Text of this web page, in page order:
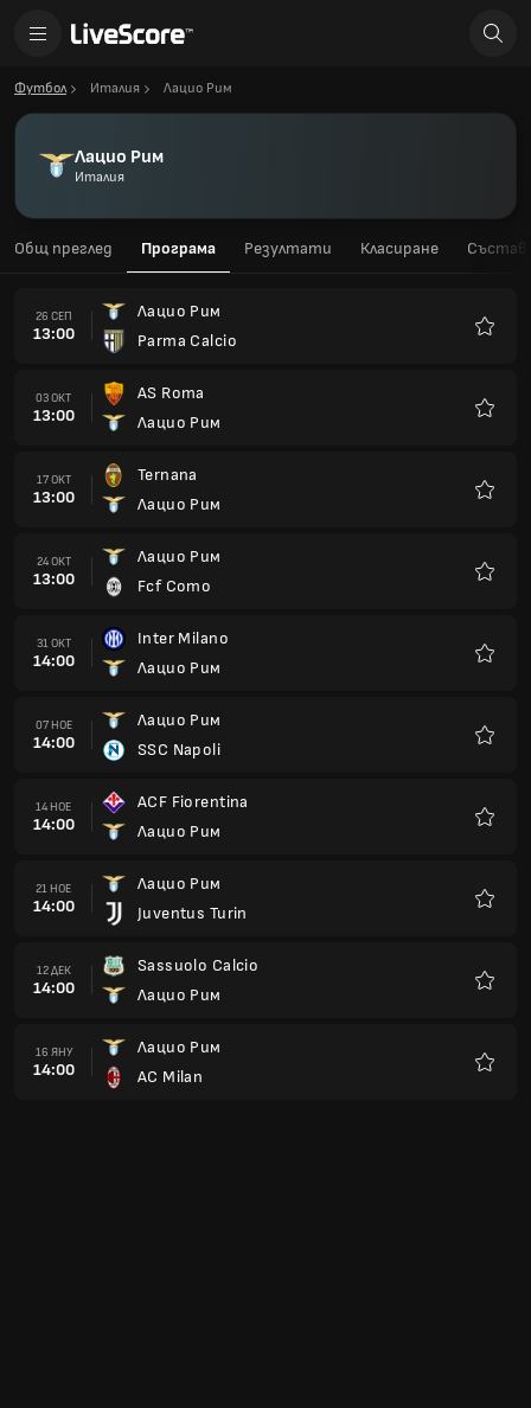
Футбол Италия Лацио Рим
Лацио Рим
Италия
Общ преглед Програма Резултати Класиране Състав
26 СЕП
13:00
Лацио Рим
Parma Calcio
03 ОКТ
13:00
AS Roma
Лацио Рим
17 ОКТ
13:00
Ternana
Лацио Рим
24 ОКТ
13:00
Лацио Рим
Fcf Como
31 ОКТ
14:00
Inter Milano
Лацио Рим
07 НОЕ
14:00
Лацио Рим
SSC Napoli
14 НОЕ
14:00
ACF Fiorentina
Лацио Рим
21 НОЕ
14:00
Лацио Рим
Juventus Turin
12 ДЕК
14:00
Sassuolo Calcio
Лацио Рим
16 ЯНУ
14:00
Лацио Рим
AC Milan